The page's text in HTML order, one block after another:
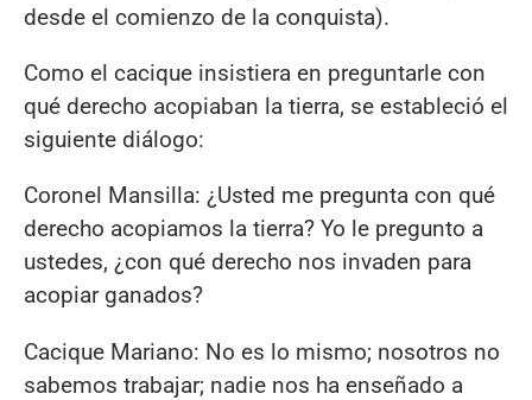
desde el comienzo de la conquista).
Como el cacique insistiera en preguntarle con
qué derecho acopiaban la tierra, se estableció el
siguiente diálogo:
Coronel Mansilla: ¿Usted me pregunta con qué
derecho acopiamos la tierra? Yo le pregunto a
ustedes, ¿con qué derecho nos invaden para
acopiar ganados?
Cacique Mariano: No es lo mismo; nosotros no
sabemos trabajar; nadie nos ha enseñado a